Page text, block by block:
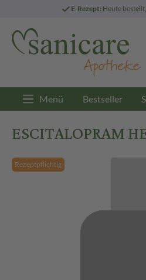
E-Rezept: Heute bestellt,
Menü Bestseller
ESCITALOPRAM
Rezeptpflichtig